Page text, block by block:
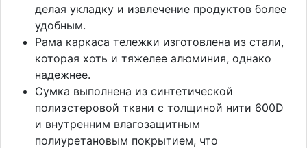
делая укладку и извлечение продуктов более
удобным.
Рама каркаса тележки изготовлена из стали,
которая хоть и тяжелее алюминия, однако
надежнее.
Сумка выполнена из синтетической
полиэстеровой ткани с толщиной нити 600D
и внутренним влагозащитным
полиуретановым покрытием, что